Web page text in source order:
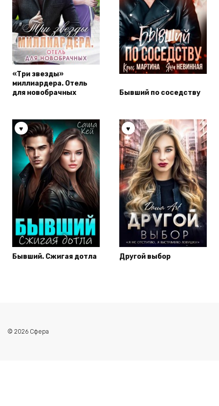
«Три звезды»
миллиардера. Отель
для новобрачных
Бывший по соседству
Бывший. Сжигая дотла Другой выбор
© 2026 Сфера